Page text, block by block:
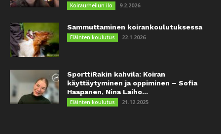
Koiraurheilun ilo 9.2.2026
Sammuttaminen koirankoulutuksessa
Eläinten koulutus 22.1.2026
SporttiRakin kahvila: Koiran
käyttäytyminen ja oppiminen – Sofia
Haapanen, Nina Laiho...
Eläinten koulutus 21.12.2025